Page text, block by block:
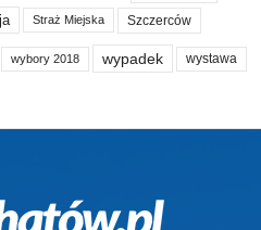
Straż Miejska Szczerców
wybory 2018 wypadek wystawa